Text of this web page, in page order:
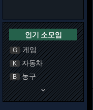
인기 소모임
G 게임
K 자동차
B 농구
keyboard_arrow_down